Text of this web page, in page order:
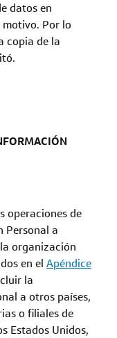
datos en
Por lo
copia de la
operaciones de
Personal a
organización
en el Apéndice
la
a otros países,
o filiales de
Estados Unidos,